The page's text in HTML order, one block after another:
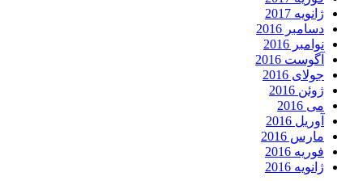
ژانویه 2017
دسامبر 2016
نوامبر 2016
آگوست 2016
جولای 2016
ژوئن 2016
می 2016
آوریل 2016
مارس 2016
فوریه 2016
ژانویه 2016